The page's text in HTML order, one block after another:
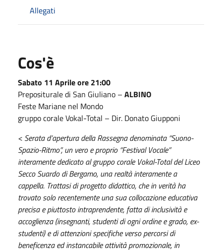
Allegati
Cos'è
Sabato 11 Aprile ore 21:00
Prepositurale di San Giuliano – ALBINO
Feste Mariane nel Mondo
gruppo corale Vokal-Total – Dir. Donato Giupponi
< Serata d’apertura della Rassegna denominata “Suono-
Spazio-Ritmo”, un vero e proprio “Festival Vocale”
interamente dedicato al gruppo corale Vokal-Total del Liceo
Secco Suardo di Bergamo, una realtà interamente a
cappella. Trattasi di progetto didattico, che in verità ha
trovato solo recentemente una sua collocazione educativa
precisa e piuttosto intraprendente, fatta di inclusività e
accoglienza (insegnanti, studenti di ogni ordine e grado, ex-
studenti) e di attenzioni specifiche verso percorsi di
beneficenza ed instancabile attività promozionale, in